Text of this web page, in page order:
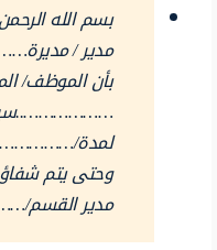
بسم الله
مدير /
بأن الموظف/
لمدة/
وحتى يتم
مدير